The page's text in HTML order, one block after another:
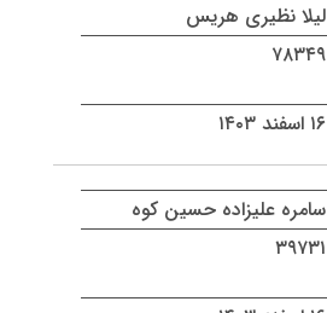
لیلا نظیری هریس
۷۸۳۴۹
۱۶ اسفند ۱۴۰۳
سامره علیزاده حسین کوه
۳۹۷۳۱